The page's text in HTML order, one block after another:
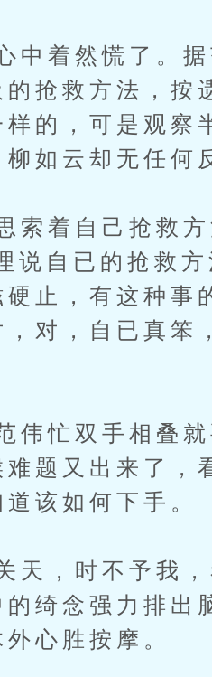
着然慌了。据
抢救方法，按
的，可是观察
如云却无任何
着自己抢救方
说自已的抢救
止，有这种事
对，自已真笨
忙双手相叠就
题又出来了，
该如何下手。
，时不予我，
绮念强力排出
心胜按摩。